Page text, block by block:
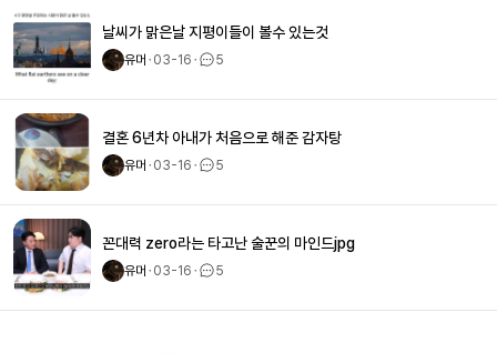
날씨가 맑은날 지평이들이 볼수 있는것
유머ㆍ03-16ㆍ 5
결혼 6년차 아내가 처음으로 해준 감자탕
유머ㆍ03-16ㆍ 5
꼰대력 zero라는 타고난 술꾼의 마인드jpg
유머ㆍ03-16ㆍ 5